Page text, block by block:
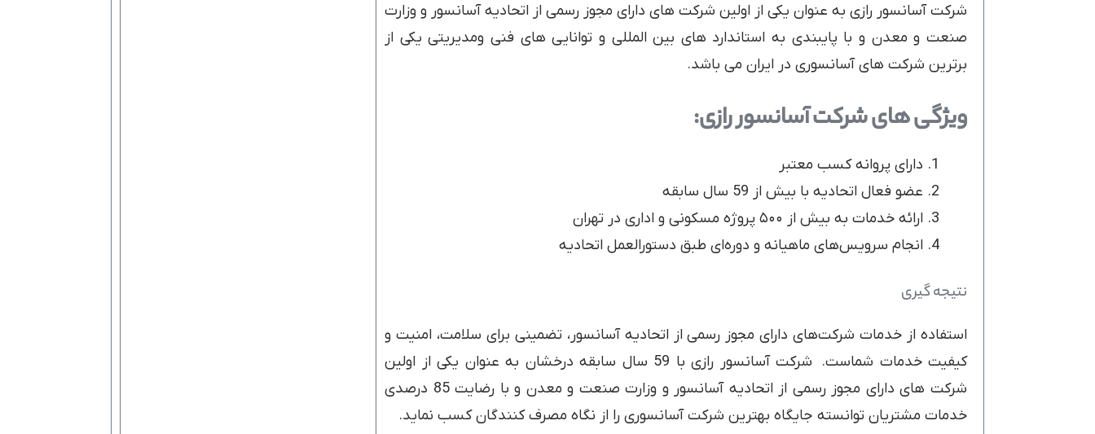
شرکت آسانسور رازی به عنوان یکی از اولین شرکت های دارای مجوز رسمی از اتحادیه آسانسور و وزارت
صنعت و معدن و با پایبندی به استاندارد های بین المللی و توانایی های فنی ومدیریتی یکی از
برترین شرکت های آسانسوری در ایران می باشد.
ویژگی های شرکت آسانسور رازی:
دارای پروانه کسب معتبر
عضو فعال اتحادیه با بیش از 59 سال سابقه
ارائه خدمات به بیش از ۵۰۰ پروژه مسکونی و اداری در تهران
انجام سرویس‌های ماهیانه و دوره‌ای طبق دستورالعمل اتحادیه
نتیجه گیری
استفاده از خدمات شرکت‌های دارای مجوز رسمی از اتحادیه آسانسور، تضمینی برای سلامت، امنیت و
کیفیت خدمات شماست. شرکت آسانسور رازی با 59 سال سابقه درخشان به عنوان یکی از اولین
شرکت های دارای مجوز رسمی از اتحادیه آسانسور و وزارت صنعت و معدن و با رضایت 85 درصدی
خدمات مشتریان توانسته جایگاه بهترین شرکت آسانسوری را از نگاه مصرف کنندگان کسب نماید.